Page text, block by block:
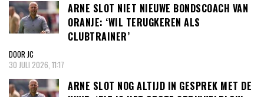
ARNE SLOT NIET NIEUWE BONDSCOACH VAN
ORANJE: ‘WIL TERUGKEREN ALS
CLUBTRAINER’
DOOR JC
30 JULI 2026, 11:17
ARNE SLOT NOG ALTIJD IN GESPREK MET DE